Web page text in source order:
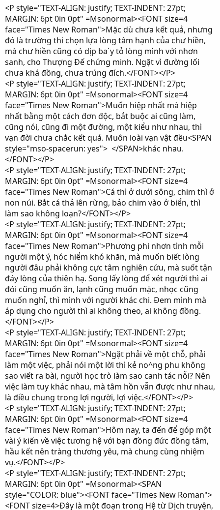
<P style="TEXT-ALIGN: justify; TEXT-INDENT: 27pt;
MARGIN: 6pt 0in 0pt" =Msonormal><FONT size=4
face="Times New Roman">Mặc dù chưa kết quả, nhưng
đó là trường thi chọn lựa lòng tâm hạnh của chư hiền,
mà chư hiền cũng có dịp ba`y tỏ lòng mình với nhơn
sanh, cho Thượng Đế chứng minh. Ngặt vì đường lối
chưa khá đồng, chưa trúng đích.</FONT></P>
<P style="TEXT-ALIGN: justify; TEXT-INDENT: 27pt;
MARGIN: 6pt 0in 0pt" =Msonormal><FONT size=4
face="Times New Roman">Muốn hiệp nhất mà hiệp
nhất bằng một cách đơn độc, bắt buộc ai cũng làm,
cũng nói, cũng đi một đường, một kiểu như nhau, thì
vạn đời chưa chắc kết quả. Muôn loài vạn vật đều<SPAN
style="mso-spacerun: yes"> </SPAN>khác nhau.
</FONT></P>
<P style="TEXT-ALIGN: justify; TEXT-INDENT: 27pt;
MARGIN: 6pt 0in 0pt" =Msonormal><FONT size=4
face="Times New Roman">Cá thì ở dưới sông, chim thì ở
non núi. Bắt cá thả lên rừng, bảo chim vào ở biển, thì
làm sao không loạn?</FONT></P>
<P style="TEXT-ALIGN: justify; TEXT-INDENT: 27pt;
MARGIN: 6pt 0in 0pt" =Msonormal><FONT size=4
face="Times New Roman">Phương phi nhơn tình mỗi
người một ý, hóc hiểm khó khăn, mà muốn biết lòng
người đâu phải không cực tâm nghiên cứu, mà suốt tận
đáy lòng của thiên hạ. Song lấy lòng để xét người thì ai
đói cũng muốn ăn, lạnh cũng muốn mặc, nhọc cũng
muốn nghỉ, thì mình với người khác chi. Đem mình mà
áp dụng cho người thì ai không theo, ai không đồng.
</FONT></P>
<P style="TEXT-ALIGN: justify; TEXT-INDENT: 27pt;
MARGIN: 6pt 0in 0pt" =Msonormal><FONT size=4
face="Times New Roman">Ngặt phải về một chỗ, phải
làm một việc, phải nói một lời thì kẻ no^ng phu không
sao viết ra bài, người học trò làm sao canh tác nỗi? Nên
việc làm tuy khác nhau, mà tâm hồn vẫn được như nhau,
là điều chung trong lợi người, lợi việc.</FONT></P>
<P style="TEXT-ALIGN: justify; TEXT-INDENT: 27pt;
MARGIN: 6pt 0in 0pt" =Msonormal><FONT size=4
face="Times New Roman">Hôm nay, ta đến để góp một
vài ý kiến về việc tương hệ với bạn đồng đức đồng tâm,
hầu kết nên tràng thương yêu, mà chung cùng nhiệm
vụ.</FONT></P>
<P style="TEXT-ALIGN: justify; TEXT-INDENT: 27pt;
MARGIN: 6pt 0in 0pt" =Msonormal><SPAN
style="COLOR: blue"><FONT face="Times New Roman">
<FONT size=4>Đây là một đoạn trong Hệ từ Dịch truyện,